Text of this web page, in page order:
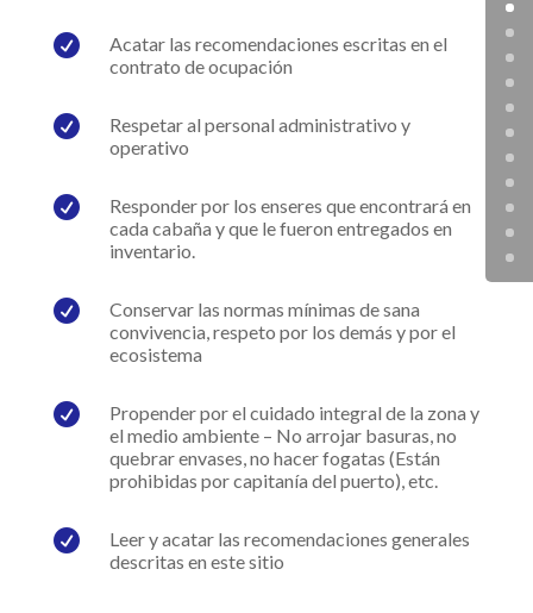

Acatar las recomendaciones escritas en el
contrato de ocupación

Respetar al personal administrativo y
operativo

Responder por los enseres que encontrará en
cada cabaña y que le fueron entregados en
inventario.

Conservar las normas mínimas de sana
convivencia, respeto por los demás y por el
ecosistema

Propender por el cuidado integral de la zona y
el medio ambiente – No arrojar basuras, no
quebrar envases, no hacer fogatas (Están
prohibidas por capitanía del puerto), etc.

Leer y acatar las recomendaciones generales
descritas en este sitio